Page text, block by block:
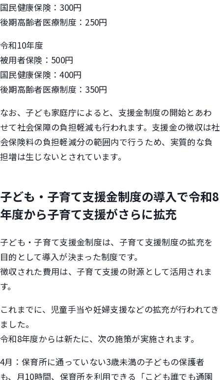
国民健康保険：300円
後期高齢者医療制度：250円
令和10年度
被用者保険：500円
国民健康保険：400円
後期高齢者医療制度：350円
なお、子ども家庭庁によると、支援金制度の開始とあわ
せて社会保障の負担軽減も行われます。支援金の徴収は社
会保険料の負担軽減分の範囲内で行うため、実質的な負
担増は生じないとされています。
子ども・子育て支援金制度の導入で令和8
年度から子育て支援がさらに拡充
子ども・子育て支援金制度は、子育て支援制度の拡充を
目的として導入が決まった制度です。
徴収された費用は、子育て支援の財源として活用されま
す。
これまでに、児童手当や妊婦支援などの拡充が行われてき
ました。
令和8年度からは新たに、次の施策が実施されます。
4月：保育所に通っていない3歳未満の子どもの保護者
も、月10時間、保育所を利用できる「こども誰でも通園